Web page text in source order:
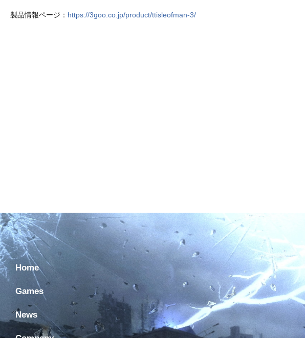
製品情報ページ： https://3goo.co.jp/product/ttisleofman-3/
Home
Games
News